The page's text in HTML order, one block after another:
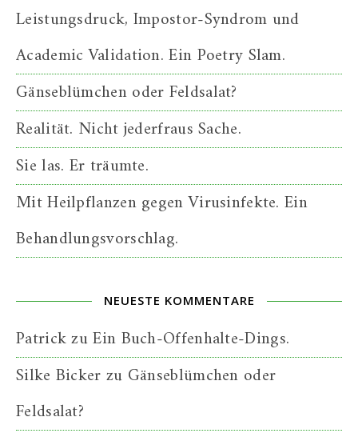
Leistungsdruck, Impostor-Syndrom und
Academic Validation. Ein Poetry Slam.
Gänseblümchen oder Feldsalat?
Realität. Nicht jederfraus Sache.
Sie las. Er träumte.
Mit Heilpflanzen gegen Virusinfekte. Ein
Behandlungsvorschlag.
NEUESTE KOMMENTARE
PatrickzuEin Buch-Offenhalte-Dings.
Silke Bickerzu Gänseblümchen oder
Feldsalat?